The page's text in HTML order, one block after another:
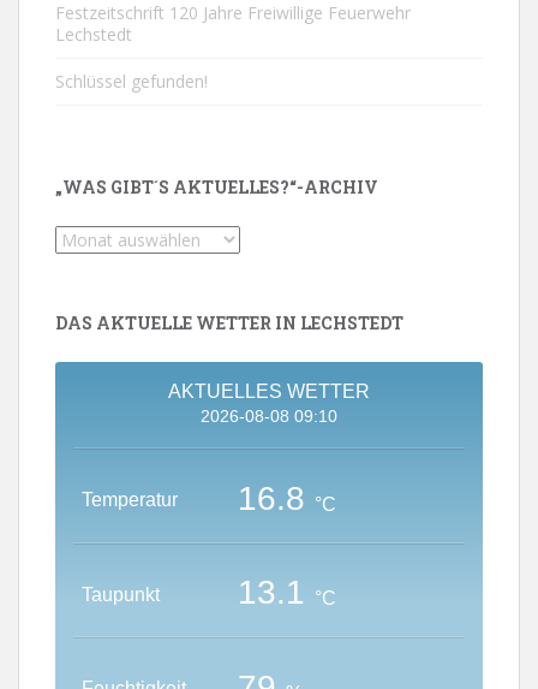
Festzeitschrift 120 Jahre Freiwillige Feuerwehr
Lechstedt
Schlüssel gefunden!
„WAS GIBT´S AKTUELLES?“-ARCHIV
„Was
Aktuelles?“-
DAS AKTUELLE WETTER IN LECHSTEDT